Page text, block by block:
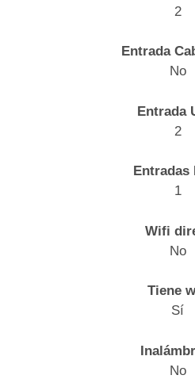
2
Entrada
No
Entrada
2
Entradas
1
Wifi
No
Tiene
Sí
No